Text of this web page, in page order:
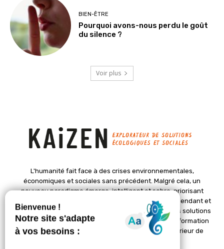
BIEN-ÊTRE
Pourquoi avons-nous perdu le goût
du silence ?
Voir plus
L'humanité fait face à des crises environnementales,
économiques et sociales sans précédent. Malgré cela, un
nouveau paradigme émerge, intelligent et sobre, priorisant
l'épanouissement de la vie. Le magazine Kaizen, indépendant et
positif, met en lumière des initiatives pionnières et des solutions
créatives pour un avenir meilleur. Il croit en une transformation
profonde des sociétés grâce à un changement intérieur de